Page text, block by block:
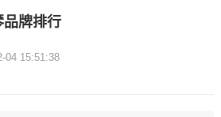
品牌排行
04 15:51:38